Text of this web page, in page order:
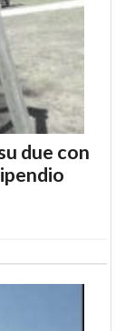
due con